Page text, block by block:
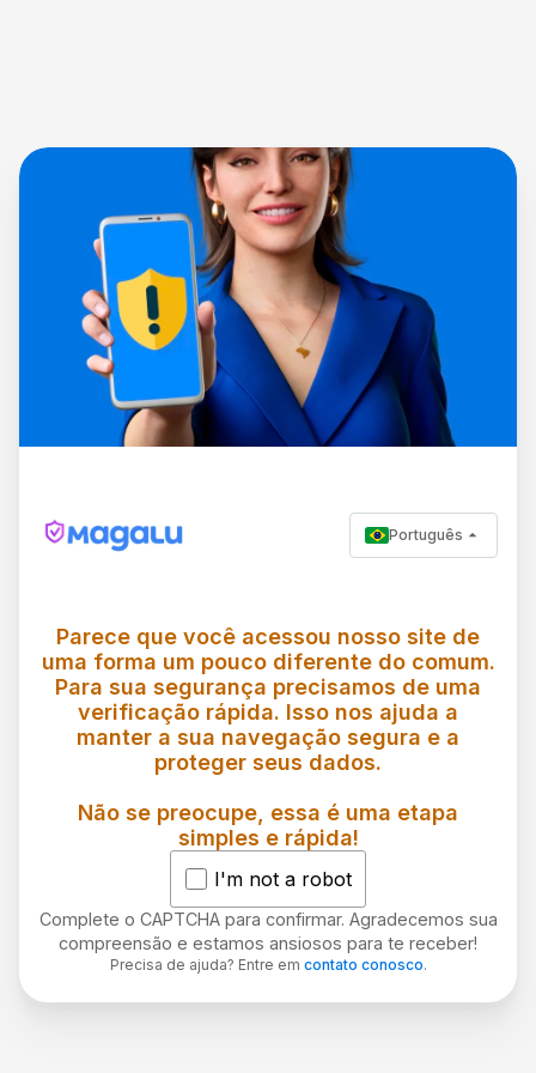
Português
Parece que você acessou nosso site de
uma forma um pouco diferente do comum.
Para sua segurança precisamos de uma
verificação rápida. Isso nos ajuda a
manter a sua navegação segura e a
proteger seus dados.
Não se preocupe, essa é uma etapa
simples e rápida!
I'm not a robot
Complete o CAPTCHA para confirmar. Agradecemos sua
compreensão e estamos ansiosos para te receber!
Precisa de ajuda? Entre em contato conosco.